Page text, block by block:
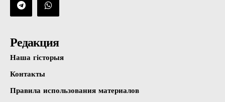
Редакция
Наша гісторыя
Контакты
Правила использования материалов